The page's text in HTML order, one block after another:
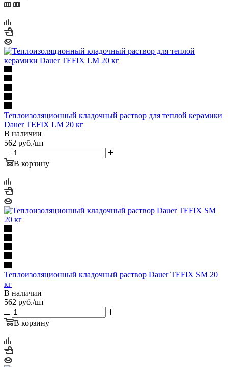
Теплоизоляционный кладочный раствор для теплой керамики
Dauer TEFIX LM 20 кг
В наличии
562 руб./шт
В корзину
Теплоизоляционный кладочный раствор Dauer TEFIX SM 20
кг
В наличии
562 руб./шт
В корзину